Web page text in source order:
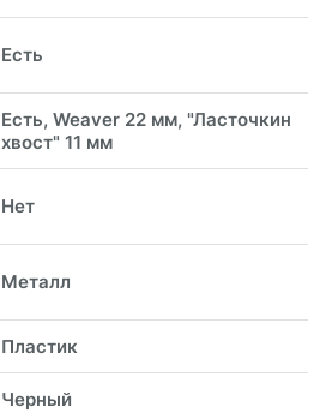
Есть
Есть, Weaver 22 мм, "Ласточкин
хвост" 11 мм
Нет
Металл
Пластик
Черный